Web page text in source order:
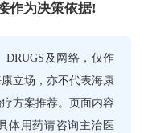
作为决策依据!
DRUGS及网络，仅作
立场，亦不代表海康
方案推荐。页面内容
体用药请咨询主治医